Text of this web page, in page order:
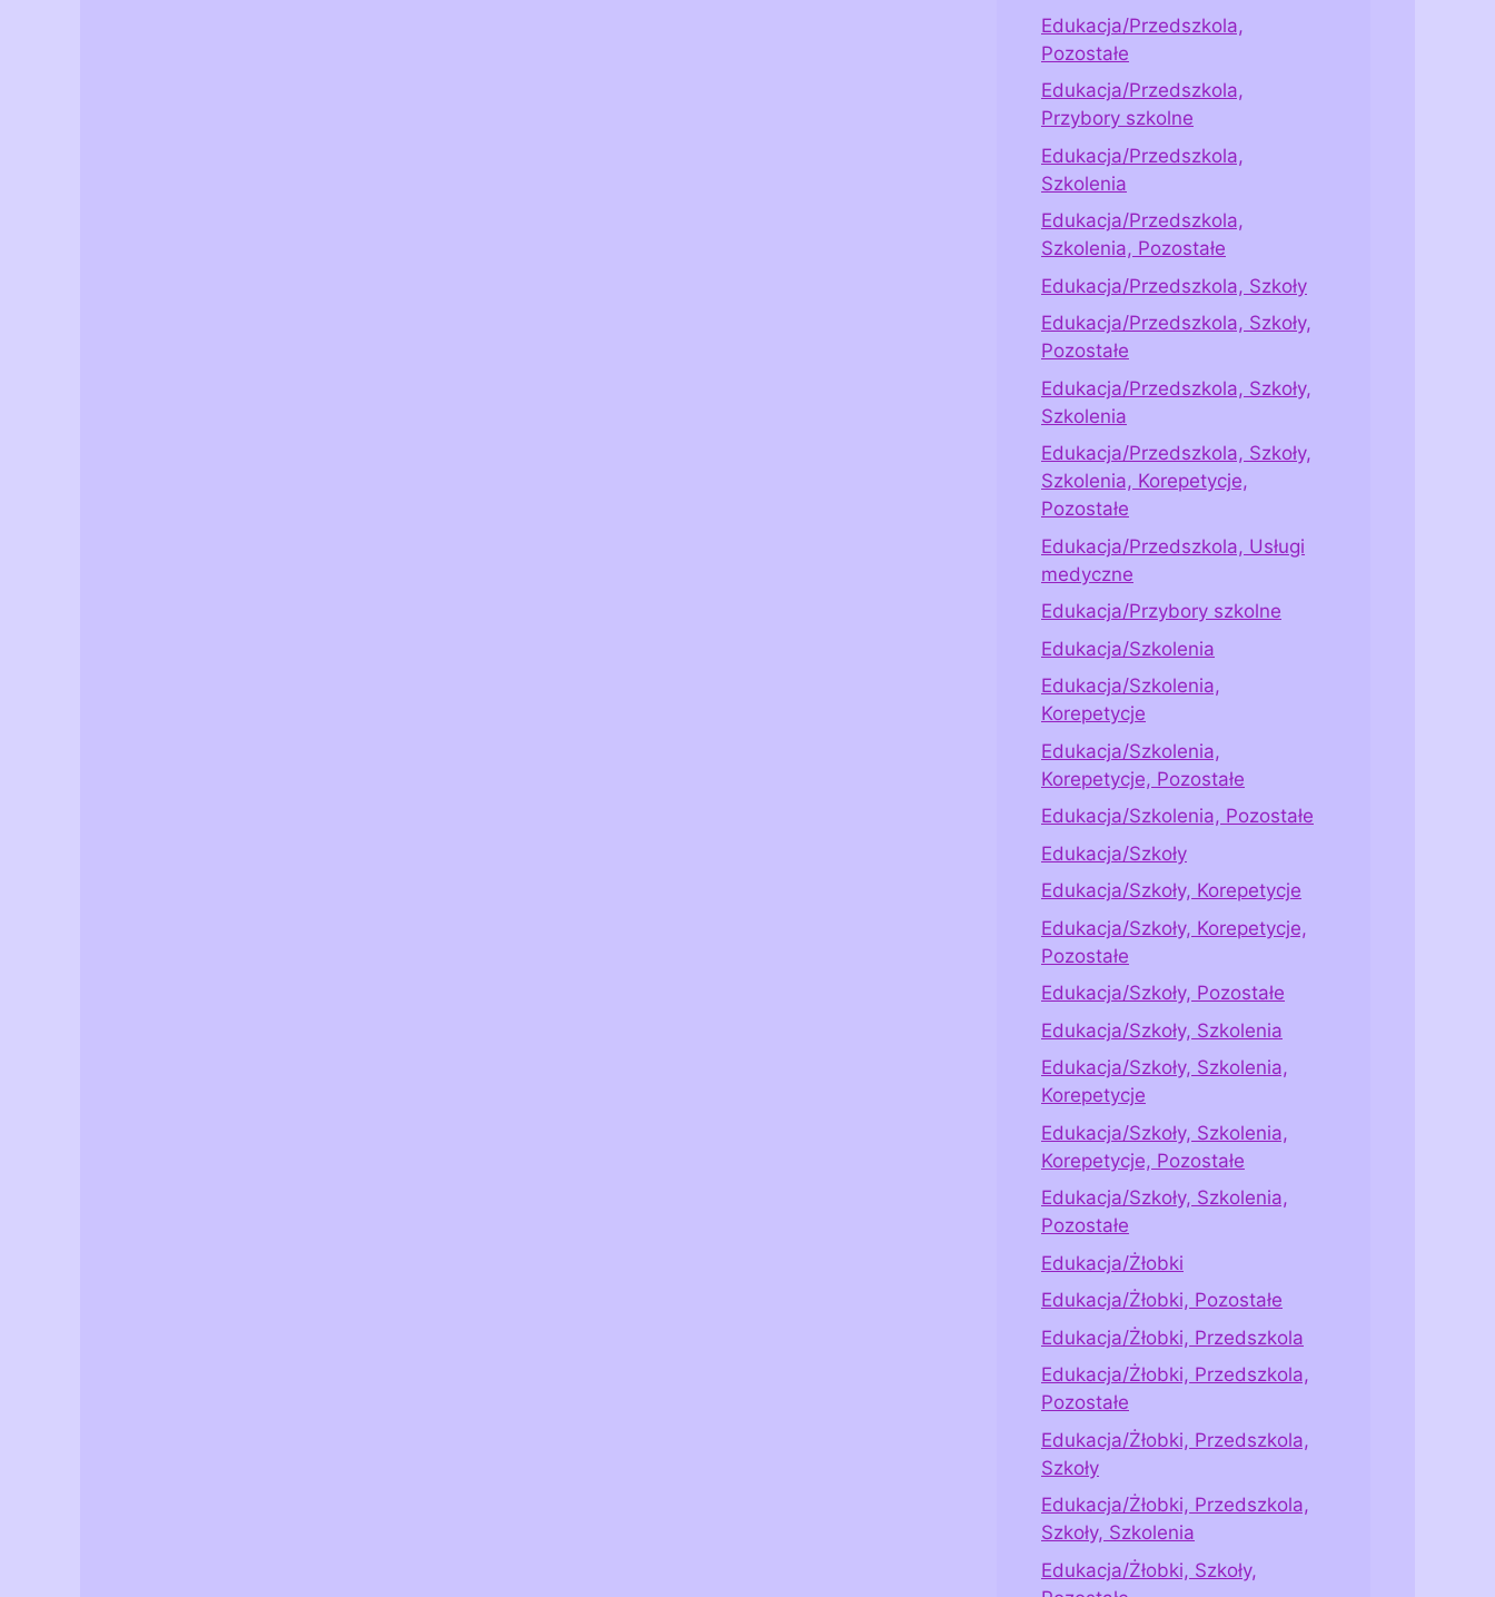
Edukacja/Przedszkola,
Pozostałe
Edukacja/Przedszkola,
Przybory szkolne
Edukacja/Przedszkola,
Szkolenia
Edukacja/Przedszkola,
Szkolenia, Pozostałe
Edukacja/Przedszkola, Szkoły
Edukacja/Przedszkola, Szkoły,
Pozostałe
Edukacja/Przedszkola, Szkoły,
Szkolenia
Edukacja/Przedszkola, Szkoły,
Szkolenia, Korepetycje,
Pozostałe
Edukacja/Przedszkola, Usługi
medyczne
Edukacja/Przybory szkolne
Edukacja/Szkolenia
Edukacja/Szkolenia,
Korepetycje
Edukacja/Szkolenia,
Korepetycje, Pozostałe
Edukacja/Szkolenia, Pozostałe
Edukacja/Szkoły
Edukacja/Szkoły, Korepetycje
Edukacja/Szkoły, Korepetycje,
Pozostałe
Edukacja/Szkoły, Pozostałe
Edukacja/Szkoły, Szkolenia
Edukacja/Szkoły, Szkolenia,
Korepetycje
Edukacja/Szkoły, Szkolenia,
Korepetycje, Pozostałe
Edukacja/Szkoły, Szkolenia,
Pozostałe
Edukacja/Żłobki
Edukacja/Żłobki, Pozostałe
Edukacja/Żłobki, Przedszkola
Edukacja/Żłobki, Przedszkola,
Pozostałe
Edukacja/Żłobki, Przedszkola,
Szkoły
Edukacja/Żłobki, Przedszkola,
Szkoły, Szkolenia
Edukacja/Żłobki, Szkoły,